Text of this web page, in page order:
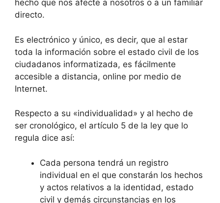
hecho que nos afecte a nosotros o a un familiar
directo.
Es electrónico y único, es decir, que al estar
toda la información sobre el estado civil de los
ciudadanos informatizada, es fácilmente
accesible a distancia, online por medio de
Internet.
Respecto a su «individualidad» y al hecho de
ser cronológico, el artículo 5 de la ley que lo
regula dice así:
Cada persona tendrá un registro
individual en el que constarán los hechos
y actos relativos a la identidad, estado
civil y demás circunstancias en los